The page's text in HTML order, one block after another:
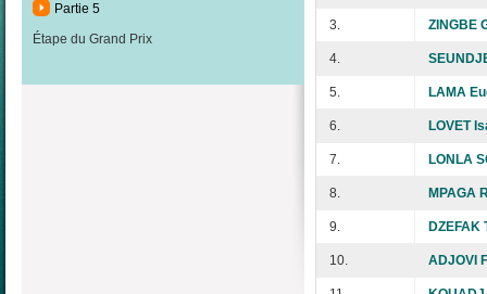
Partie 5
Étape du Grand Prix
3. ZINGBE
4.
5. LAMA
6. LOVET
7. LONLA
8. MPAGA
9. DZEFAK
10. ADJOVI